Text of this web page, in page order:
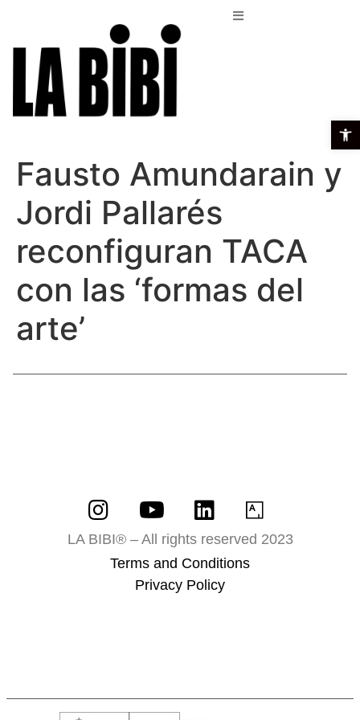
Fausto Amundarain y
Jordi Pallarés
reconfiguran TACA
con las ‘formas del
arte’
LA BIBI® – All rights reserved 2023
Terms and Conditions
Privacy Policy